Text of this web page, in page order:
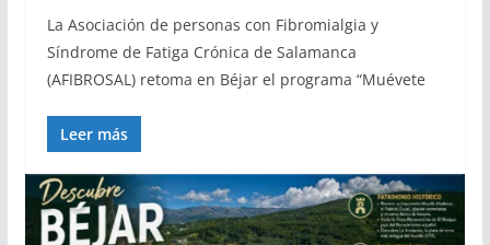
La Asociación de personas con Fibromialgia y
Síndrome de Fatiga Crónica de Salamanca
(AFIBROSAL) retoma en Béjar el programa “Muévete
Leer más